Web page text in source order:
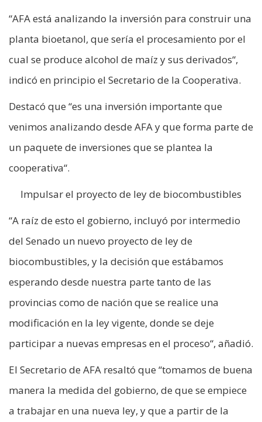
“AFA está analizando la inversión para construir una
planta bioetanol, que sería el procesamiento por el
cual se produce alcohol de maíz y sus derivados“,
indicó en principio el Secretario de la Cooperativa.
Destacó que “es una inversión importante que
venimos analizando desde AFA y que forma parte de
un paquete de inversiones que se plantea la
cooperativa“.
Impulsar el proyecto de ley de biocombustibles
“A raíz de esto el gobierno, incluyó por intermedio
del Senado un nuevo proyecto de ley de
biocombustibles, y la decisión que estábamos
esperando desde nuestra parte tanto de las
provincias como de nación que se realice una
modificación en la ley vigente, donde se deje
participar a nuevas empresas en el proceso“, añadió.
El Secretario de AFA resaltó que “tomamos de buena
manera la medida del gobierno, de que se empiece
a trabajar en una nueva ley, y que a partir de la